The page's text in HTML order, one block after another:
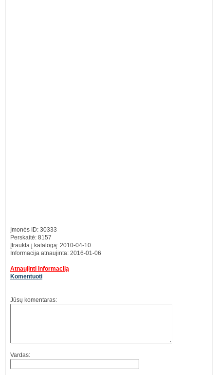
Įmonės ID: 30333
Perskaitė: 8157
Įtraukta į katalogą: 2010-04-10
Informacija atnaujinta: 2016-01-06
Atnaujinti informaciją
Komentuoti
Jūsų komentaras:
Vardas: